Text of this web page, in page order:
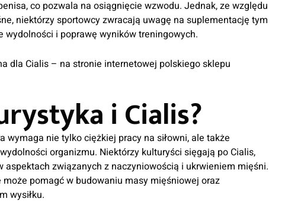
co pozwala na osiągnięcie wzwodu. Jednak, ze względu
niektórzy sportowcy zwracają uwagę na suplementację tym
i poprawę wyników treningowych.
dla Cialis – na stronie internetowej polskiego sklepu
i Cialis?
wymaga nie tylko ciężkiej pracy na siłowni, ale także
organizmu. Niektórzy kulturyści sięgają po Cialis,
związanych z naczyniowością i ukrwieniem mięśni.
pomagć w budowaniu masy mięśniowej oraz
wysiłku.